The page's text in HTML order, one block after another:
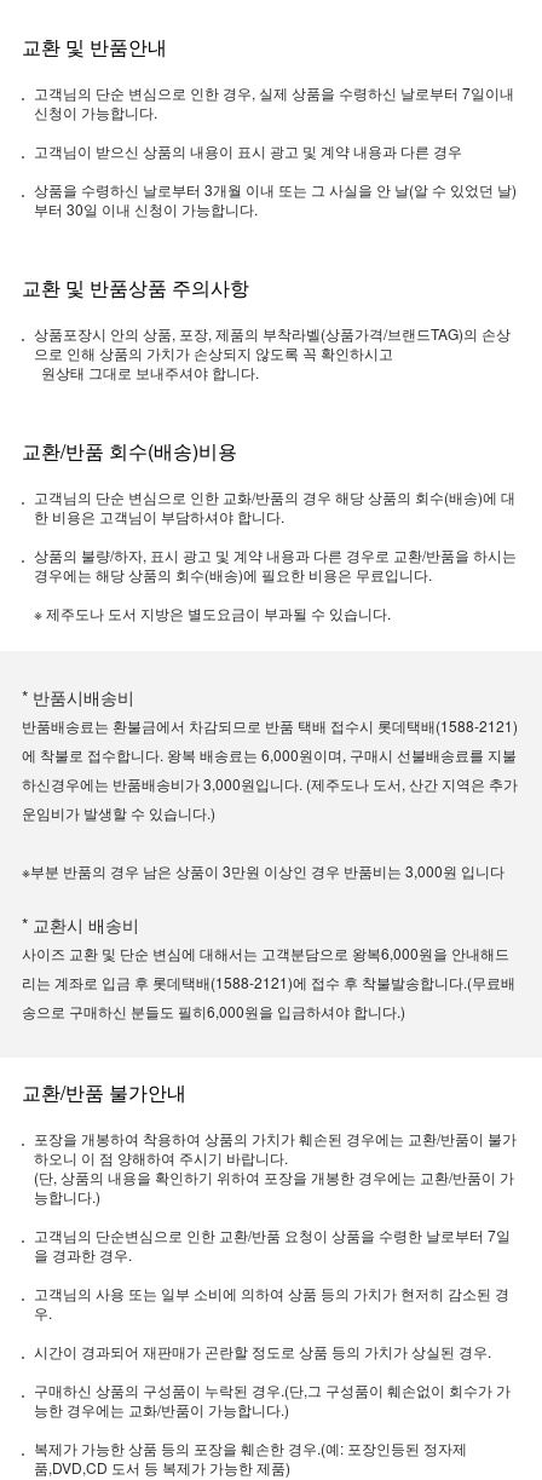
교환 및 반품안내
고객님의 단순 변심으로 인한 경우, 실제 상품을 수령하신 날로부터 7일이내
신청이 가능합니다.
고객님이 받으신 상품의 내용이 표시 광고 및 계약 내용과 다른 경우
상품을 수령하신 날로부터 3개월 이내 또는 그 사실을 안 날(알 수 있었던 날)
부터 30일 이내 신청이 가능합니다.
교환 및 반품상품 주의사항
상품포장시 안의 상품, 포장, 제품의 부착라벨(상품가격/브랜드TAG)의 손상
으로 인해 상품의 가치가 손상되지 않도록 꼭 확인하시고
원상태 그대로 보내주셔야 합니다.
교환/반품 회수(배송)비용
고객님의 단순 변심으로 인한 교화/반품의 경우 해당 상품의 회수(배송)에 대
한 비용은 고객님이 부담하셔야 합니다.
상품의 불량/하자, 표시 광고 및 계약 내용과 다른 경우로 교환/반품을 하시는
경우에는 해당 상품의 회수(배송)에 필요한 비용은 무료입니다.
※ 제주도나 도서 지방은 별도요금이 부과될 수 있습니다.
* 반품시배송비
반품배송료는 환불금에서 차감되므로 반품 택배 접수시 롯데택배(1588-2121)
에 착불로 접수합니다. 왕복 배송료는 6,000원이며, 구매시 선불배송료를 지불
하신경우에는 반품배송비가 3,000원입니다. (제주도나 도서, 산간 지역은 추가
운임비가 발생할 수 있습니다.)
※부분 반품의 경우 남은 상품이 3만원 이상인 경우 반품비는 3,000원 입니다
* 교환시 배송비
사이즈 교환 및 단순 변심에 대해서는 고객분담으로 왕복6,000원을 안내해드
리는 계좌로 입금 후 롯데택배(1588-2121)에 접수 후 착불발송합니다.(무료배
송으로 구매하신 분들도 필히6,000원을 입금하셔야 합니다.)
교환/반품 불가안내
포장을 개봉하여 착용하여 상품의 가치가 훼손된 경우에는 교환/반품이 불가
하오니 이 점 양해하여 주시기 바랍니다.
(단, 상품의 내용을 확인하기 위하여 포장을 개봉한 경우에는 교환/반품이 가
능합니다.)
고객님의 단순변심으로 인한 교환/반품 요청이 상품을 수령한 날로부터 7일
을 경과한 경우.
고객님의 사용 또는 일부 소비에 의하여 상품 등의 가치가 현저히 감소된 경
우.
시간이 경과되어 재판매가 곤란할 정도로 상품 등의 가치가 상실된 경우.
구매하신 상품의 구성품이 누락된 경우.(단,그 구성품이 훼손없이 회수가 가
능한 경우에는 교화/반품이 가능합니다.)
복제가 가능한 상품 등의 포장을 훼손한 경우.(예: 포장인등된 정자제
품,DVD,CD 도서 등 복제가 가능한 제품)